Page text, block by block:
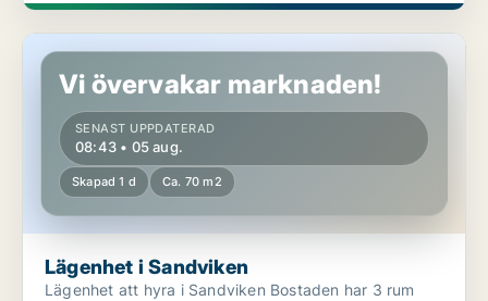
Lägenhet i Sandviken
Vi övervakar marknaden!
SENAST UPPDATERAD
08:43 • 05 aug.
Skapad 1 d Ca. 70 m2
Lägenhet i Sandviken
Lägenhet att hyra i Sandviken Bostaden har 3 rum